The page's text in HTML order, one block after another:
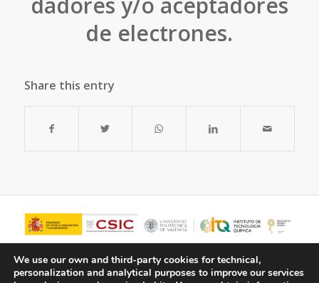
de electrones.
Share this entry
We use our own and third-party cookies for technical,
personalization and analytical purposes to improve our services